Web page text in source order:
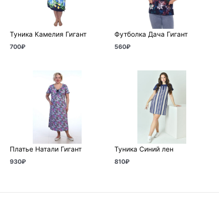
Туника Камелия Гигант
700₽
Футболка Дача Гигант
560₽
Платье Натали Гигант
930₽
Туника Синий лен
810₽